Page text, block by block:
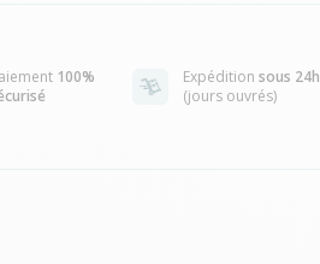
100%
Expédition sous 24h
(jours ouvrés)